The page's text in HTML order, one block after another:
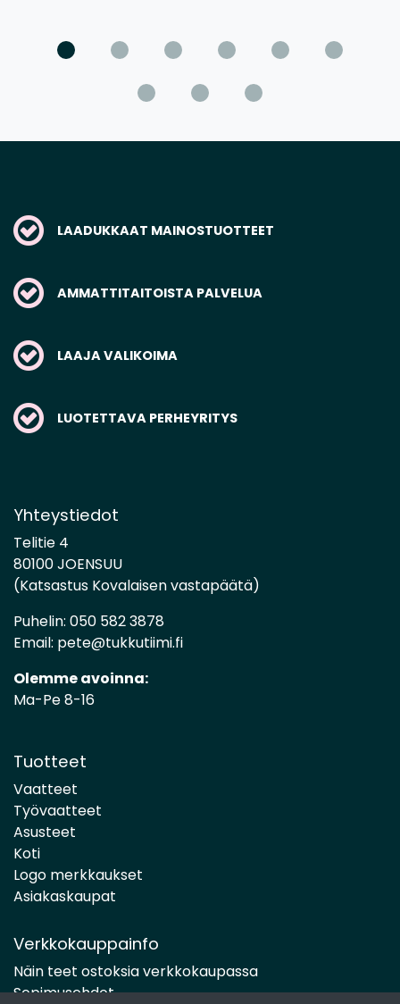
LAADUKKAAT MAINOSTUOTTEET
AMMATTITAITOISTA PALVELUA
LAAJA VALIKOIMA
LUOTETTAVA PERHEYRITYS
Yhteystiedot
Telitie 4
80100 JOENSUU
(Katsastus Kovalaisen vastapäätä)
Puhelin: 050 582 3878
Email: pete@tukkutiimi.fi
Olemme avoinna:
Ma-Pe 8-16
Tuotteet
Vaatteet
Työvaatteet
Asusteet
Koti
Logo merkkaukset
Asiakaskaupat
Verkkokauppainfo
Näin teet ostoksia verkkokaupassa
Sopimusehdot